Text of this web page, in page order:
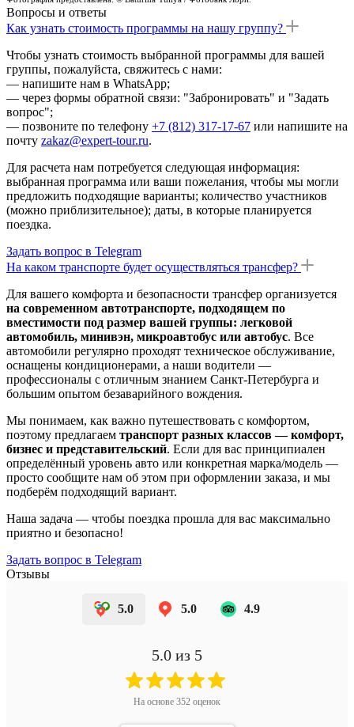
Вопросы и ответы
Как узнать стоимость программы на нашу группу?
Чтобы узнать стоимость выбранной программы для вашей
группы, пожалуйста, свяжитесь с нами:
— напишите нам в WhatsApp;
— через формы обратной связи: "Забронировать" и "Задать
вопрос";
— позвоните по телефону +7 (812) 317-17-67 или напишите на
почту zakaz@expert-tour.ru.
Для расчета нам потребуется следующая информация:
выбранная программа или ваши пожелания, чтобы мы могли
предложить подходящие варианты; количество участников
(можно приблизительное); даты, в которые планируется
поездка.
Задать вопрос в Telegram
На каком транспорте будет осуществляться трансфер?
Для вашего комфорта и безопасности трансфер организуется
на современном автотранспорте, подходящем по
вместимости под размер вашей группы: легковой
автомобиль, минивэн, микроавтобус или автобус. Все
автомобили регулярно проходят техническое обслуживание,
оснащены кондиционерами, а наши водители —
профессионалы с отличным знанием Санкт-Петербурга и
большим опытом безаварийного вождения.
Мы понимаем, как важно путешествовать с комфортом,
поэтому предлагаем транспорт разных классов — комфорт,
бизнес и представительский. Если для вас принципиален
определённый уровень авто или конкретная марка/модель —
просто сообщите нам об этом при оформлении заказа, и мы
подберём подходящий вариант.
Наша задача — чтобы поездка прошла для вас максимально
приятно и безопасно!
Задать вопрос в Telegram
Отзывы
5.0 5.0 4.9
5.0 из 5
На основе 352 оценок